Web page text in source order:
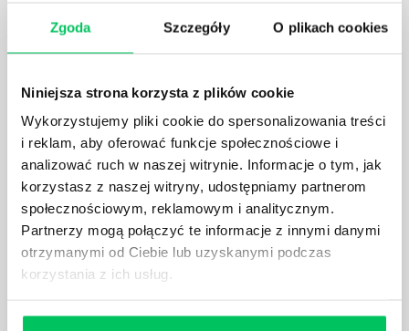
Zgoda Szczegóły O plikach cookies
Niniejsza strona korzysta z plików cookie
Wykorzystujemy pliki cookie do spersonalizowania treści
i reklam, aby oferować funkcje społecznościowe i
analizować ruch w naszej witrynie. Informacje o tym, jak
korzystasz z naszej witryny, udostępniamy partnerom
społecznościowym, reklamowym i analitycznym.
Partnerzy mogą połączyć te informacje z innymi danymi
otrzymanymi od Ciebie lub uzyskanymi podczas
korzystania z ich usług.
będą zobowiązane przestrzegać zasad, których
wprowadzenie dąży do ujednolicenia jakości
CZYM ZAJMUJE SIĘ AUDYTOR WEWNĘTRZNY
LABORATORIUM?
W każdym miejscu pracy osoby zatrudnione na
poszczególne stanowiska muszą wykonywać
zgodnie z zaleceniami powierzone sobie zadania.
danej firmie zasad nie tylko pod względem jakości